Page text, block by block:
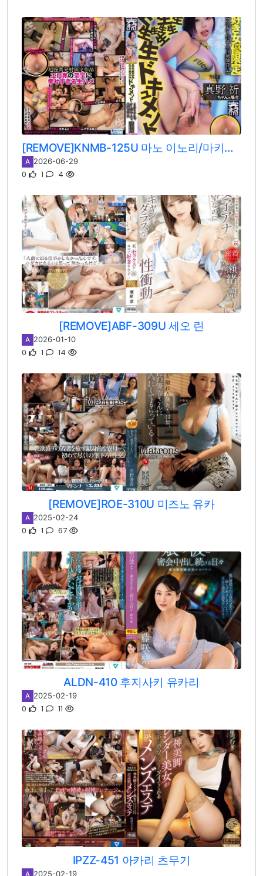
[REMOVE]KNMB-125U 마노 이노리/마키타 이노리
A 2026-06-29
0 1 4
[REMOVE]ABF-309U 세오 린
A 2026-01-10
0 1 14
[REMOVE]ROE-310U 미즈노 유카
A 2025-02-24
0 1 67
ALDN-410 후지사키 유카리
A 2025-02-19
0 1 11
IPZZ-451 아카리 츠무기
A 2025-02-19